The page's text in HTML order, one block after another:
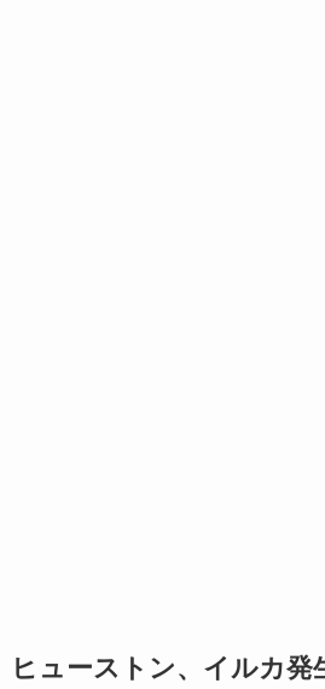
ヒューストン、イルカ発